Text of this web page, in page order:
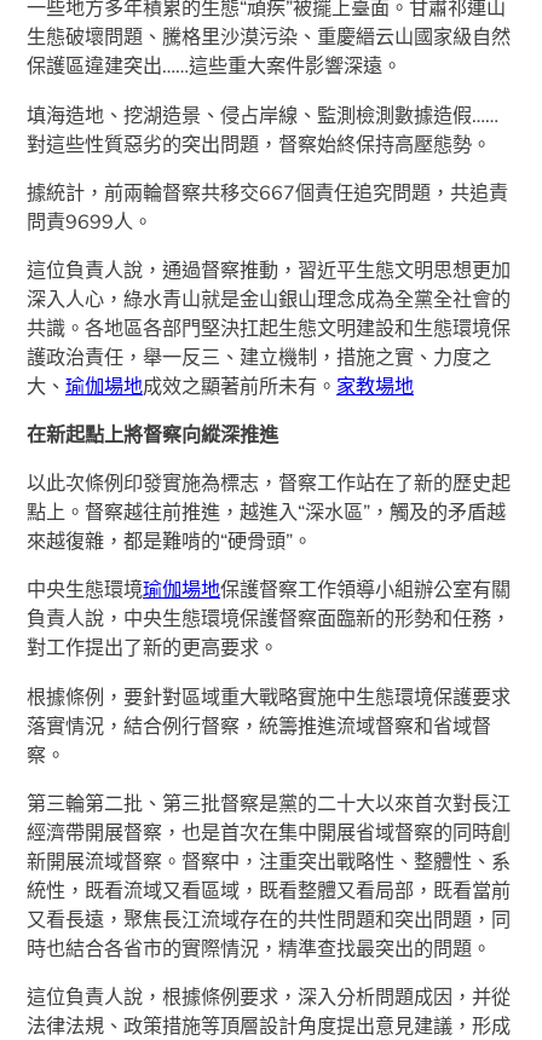
一些地方多年積累的生態“頑疾”被擺上臺面。甘肅祁連山
生態破壞問題、騰格里沙漠污染、重慶縉云山國家級自然
保護區違建突出……這些重大案件影響深遠。
填海造地、挖湖造景、侵占岸線、監測檢測數據造假……
對這些性質惡劣的突出問題，督察始終保持高壓態勢。
據統計，前兩輪督察共移交667個責任追究問題，共追責
問責9699人。
這位負責人說，通過督察推動，習近平生態文明思想更加
深入人心，綠水青山就是金山銀山理念成為全黨全社會的
共識。各地區各部門堅決扛起生態文明建設和生態環境保
護政治責任，舉一反三、建立機制，措施之實、力度之
大、瑜伽場地成效之顯著前所未有。 家教場地
在新起點上將督察向縱深推進
以此次條例印發實施為標志，督察工作站在了新的歷史起
點上。督察越往前推進，越進入“深水區”，觸及的矛盾越
來越復雜，都是難啃的“硬骨頭”。
中央生態環境瑜伽場地保護督察工作領導小組辦公室有關
負責人說，中央生態環境保護督察面臨新的形勢和任務，
對工作提出了新的更高要求。
根據條例，要針對區域重大戰略實施中生態環境保護要求
落實情況，結合例行督察，統籌推進流域督察和省域督
察。
第三輪第二批、第三批督察是黨的二十大以來首次對長江
經濟帶開展督察，也是首次在集中開展省域督察的同時創
新開展流域督察。督察中，注重突出戰略性、整體性、系
統性，既看流域又看區域，既看整體又看局部，既看當前
又看長遠，聚焦長江流域存在的共性問題和突出問題，同
時也結合各省市的實際情況，精準查找最突出的問題。
這位負責人說，根據條例要求，深入分析問題成因，并從
法律法規、政策措施等頂層設計角度提出意見建議，形成